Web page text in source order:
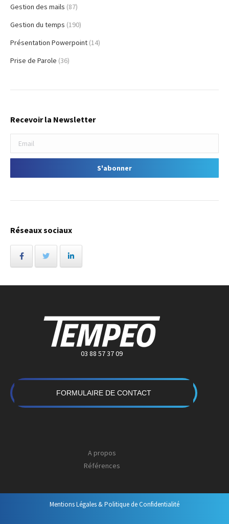
Gestion des mails (87)
Gestion du temps (190)
Présentation Powerpoint (14)
Prise de Parole (36)
Recevoir la Newsletter
Réseaux sociaux
03 88 57 37 09
FORMULAIRE DE CONTACT
A propos
Références
Mentions Légales & Politique de Confidentialité